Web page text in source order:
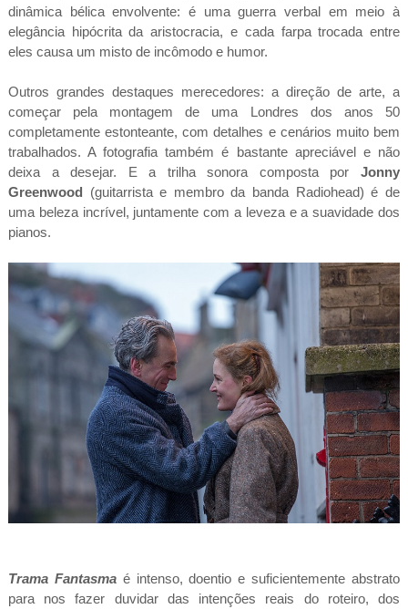
dinâmica bélica envolvente: é uma guerra verbal em meio à
elegância hipócrita da aristocracia, e cada farpa trocada entre
eles causa um misto de incômodo e humor.
Outros grandes destaques merecedores: a direção de arte, a
começar pela montagem de uma Londres dos anos 50
completamente estonteante, com detalhes e cenários muito bem
trabalhados. A fotografia também é bastante apreciável e não
deixa a desejar. E a trilha sonora composta porJonny
Greenwood (guitarrista e membro da banda Radiohead) é de
uma beleza incrível, juntamente com a leveza e a suavidade dos
pianos.
Trama Fantasmaé intenso, doentio e suficientemente abstrato
para nos fazer duvidar das intenções reais do roteiro, dos